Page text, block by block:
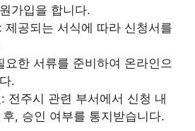
가입을 합니다.
: 제공되는 서식에 따라 신청서를
요한 서류를 준비하여 온라인으
.
: 전주시 관련 부서에서 신청 내
, 승인 여부를 통지받습니다.